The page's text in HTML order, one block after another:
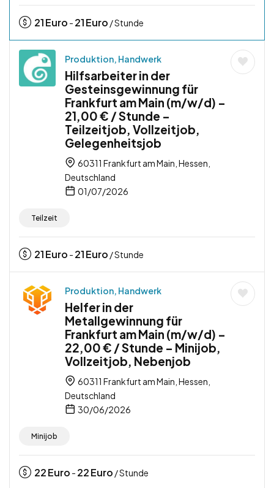
21Euro - 21Euro / Stunde
Produktion, Handwerk
Hilfsarbeiter in der
Gesteinsgewinnung für
Frankfurt am Main (m/w/d) –
21,00 € / Stunde –
Teilzeitjob, Vollzeitjob,
Gelegenheitsjob
60311 Frankfurt am Main, Hessen,
Deutschland
01/07/2026
Teilzeit
21Euro - 21Euro / Stunde
Produktion, Handwerk
Helfer in der
Metallgewinnung für
Frankfurt am Main (m/w/d) –
22,00 € / Stunde – Minijob,
Vollzeitjob, Nebenjob
60311 Frankfurt am Main, Hessen,
Deutschland
30/06/2026
Minijob
22Euro - 22Euro / Stunde